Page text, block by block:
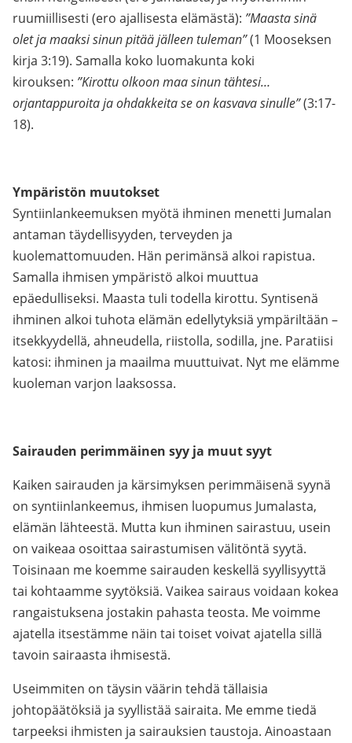
ruumiillisesti (ero ajallisesta elämästä): ”Maasta sinä
olet ja maaksi sinun pitää jälleen tuleman”(1 Mooseksen
kirja 3:19). Samalla koko luomakunta koki
kirouksen: ”Kirottu olkoon maa sinun tähtesi…
orjantappuroita ja ohdakkeita se on kasvava sinulle”(3:17-
18).
Ympäristön muutokset
Syntiinlankeemuksen myötä ihminen menetti Jumalan
antaman täydellisyyden, terveyden ja
kuolemattomuuden. Hän perimänsä alkoi rapistua.
Samalla ihmisen ympäristö alkoi muuttua
epäedulliseksi. Maasta tuli todella kirottu. Syntisenä
ihminen alkoi tuhota elämän edellytyksiä ympäriltään –
itsekkyydellä, ahneudella, riistolla, sodilla, jne. Paratiisi
katosi: ihminen ja maailma muuttuivat. Nyt me elämme
kuoleman varjon laaksossa.
Sairauden perimmäinen syy ja muut syyt
Kaiken sairauden ja kärsimyksen perimmäisenä syynä
on syntiinlankeemus, ihmisen luopumus Jumalasta,
elämän lähteestä. Mutta kun ihminen sairastuu, usein
on vaikeaa osoittaa sairastumisen välitöntä syytä.
Toisinaan me koemme sairauden keskellä syyllisyyttä
tai kohtaamme syytöksiä. Vaikea sairaus voidaan kokea
rangaistuksena jostakin pahasta teosta. Me voimme
ajatella itsestämme näin tai toiset voivat ajatella sillä
tavoin sairaasta ihmisestä.
Useimmiten on täysin väärin tehdä tällaisia
johtopäätöksiä ja syyllistää sairaita. Me emme tiedä
tarpeeksi ihmisten ja sairauksien taustoja. Ainoastaan